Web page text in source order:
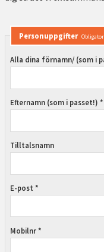
Personuppgifter
Alla dina förnamn/ (som i
Efternamn (som i passet!) *
Tilltalsnamn
E-post *
Mobilnr *